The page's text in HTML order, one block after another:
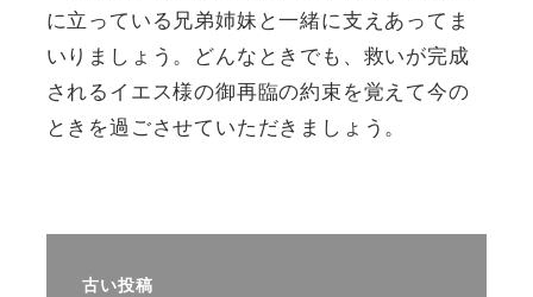
に立っている兄弟姉妹と一緒に支えあってま
いりましょう。どんなときでも、救いが完成
されるイエス様の御再臨の約束を覚えて今の
ときを過ごさせていただきましょう。
古い投稿